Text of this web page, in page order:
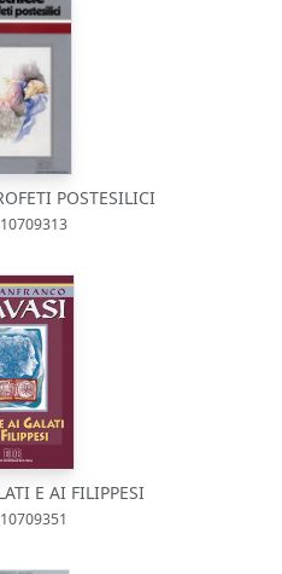
POSTESILICI
E AI FILIPPESI